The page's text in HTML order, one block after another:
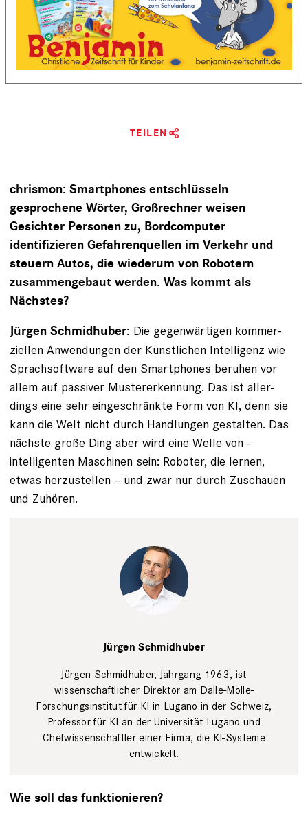
TEILEN
chrismon: Smartphones entschlüsseln
gesprochene Wörter, Großrechner weisen
Gesichter Personen zu, Bordcomputer
identifizieren Gefahrenquellen im Verkehr und
steuern Autos, die wiederum von ­Robotern
zusammengebaut werden. Was kommt als
Nächstes?
Jürgen Schmidhuber: Die gegenwärtigen kommer­
ziellen Anwendungen der Künstlichen Intelligenz wie
Sprachsoftware auf den Smartphones beruhen vor
allem auf passiver Mustererkennung. Das ist aller-
dings eine sehr eingeschränkte Form von KI, denn sie
kann die Welt nicht durch Handlungen gestalten. Das
nächste große Ding aber wird eine Welle von ­
intelligenten Maschinen sein: Roboter, die lernen,
etwas herzustellen – und zwar nur durch Zuschauen
und Zuhören.
scientist
Schmidhuber
poses after a
conversation
during the
71st Locarno
International
Film Festival,
Locarno,
Switzerland.
Jürgen Schmidhuber
Jürgen Schmid­huber, Jahrgang 1963, ist
wissenschaftlicher Direktor am Dalle-Molle-
Forschungsinstitut für KI in Lugano in der Schweiz,
Professor für KI an der Universität Lugano und
Chefwissenschaftler einer Firma, die KI-Systeme
entwickelt.
Wie soll das funktionieren?